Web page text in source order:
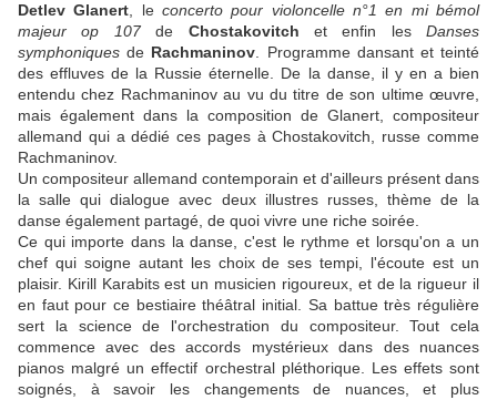
Detlev Glanert , leconcerto pour violoncelle n°1 en mi bémol
majeur op 107de Chostakovitch et enfin lesDanses
symphoniquesde Rachmaninov . Programme dansant et teinté
des effluves de la Russie éternelle. De la danse, il y en a bien
entendu chez Rachmaninov au vu du titre de son ultime œuvre,
mais également dans la composition de Glanert, compositeur
allemand qui a dédié ces pages à Chostakovitch, russe comme
Rachmaninov.
Un compositeur allemand contemporain et d'ailleurs présent dans
la salle qui dialogue avec deux illustres russes, thème de la
danse également partagé, de quoi vivre une riche soirée.
Ce qui importe dans la danse, c'est le rythme et lorsqu'on a un
chef qui soigne autant les choix de ses tempi, l'écoute est un
plaisir. Kirill Karabits est un musicien rigoureux, et de la rigueur il
en faut pour ce bestiaire théâtral initial. Sa battue très régulière
sert la science de l'orchestration du compositeur. Tout cela
commence avec des accords mystérieux dans des nuances
pianos malgré un effectif orchestral pléthorique. Les effets sont
soignés, à savoir les changements de nuances, et plus